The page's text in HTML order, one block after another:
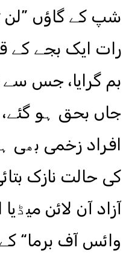
شپ کے گاؤں ”لن
رات ایک بجے کے
کی حالت نازک
آزاد آن لائن
وائس آف برما“